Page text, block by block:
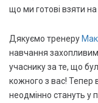
що ми готові взяти на
Дякуємо тренеру
навчання
учаснику за те, що
кожного з вас! Тепер
неодмінно стануть у